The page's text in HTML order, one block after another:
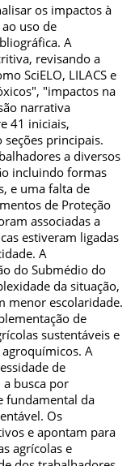
os impactos à
uso de
A
revisando a
SciELO, LILACS e
"impactos na
narrativa
41 iniciais,
principais.
a diversos
incluindo formas
e uma falta de
de Proteção
associadas a
estiveram ligadas
A
do Submédio do
da situação,
menor escolaridade.
de
sustentáveis e
A
de
busca por
fundamental da
Os
e apontam para
agrícolas e